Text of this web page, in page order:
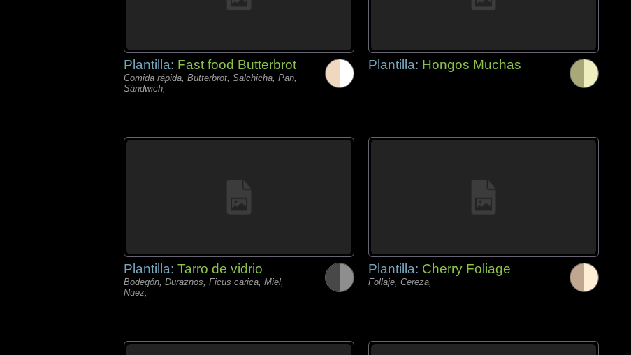
Plantilla: Fast food Butterbrot
Comida rápida, Butterbrot, Salchicha, Pan,
Sándwich,
Plantilla: Hongos Muchas
Plantilla: Tarro de vidrio
Bodegón, Duraznos, Ficus carica, Miel,
Nuez,
Plantilla: Cherry Foliage
Follaje, Cereza,